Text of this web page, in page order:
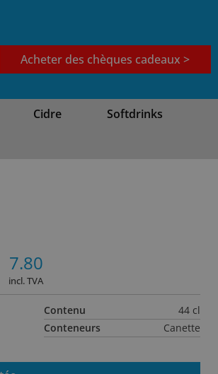
Acheter des chèques cadeaux >
Cidre
Softdrinks
7.80
incl. TVA
Contenu
44 cl
Conteneurs
Canette